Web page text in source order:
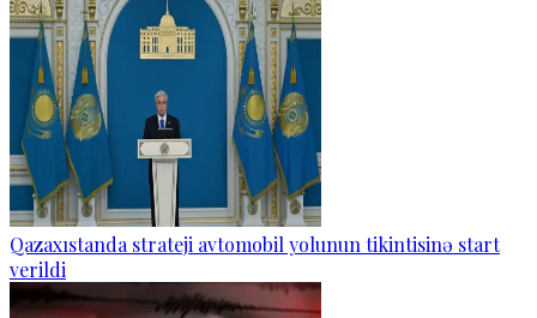
Qazaxıstanda strateji avtomobil yolunun tikintisinə start
verildi